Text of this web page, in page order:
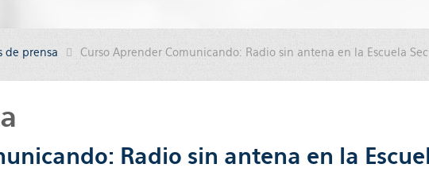
de prensa Curso Aprender Comunicando: Radio sin antena en la Escuela
Radio sin antena en la